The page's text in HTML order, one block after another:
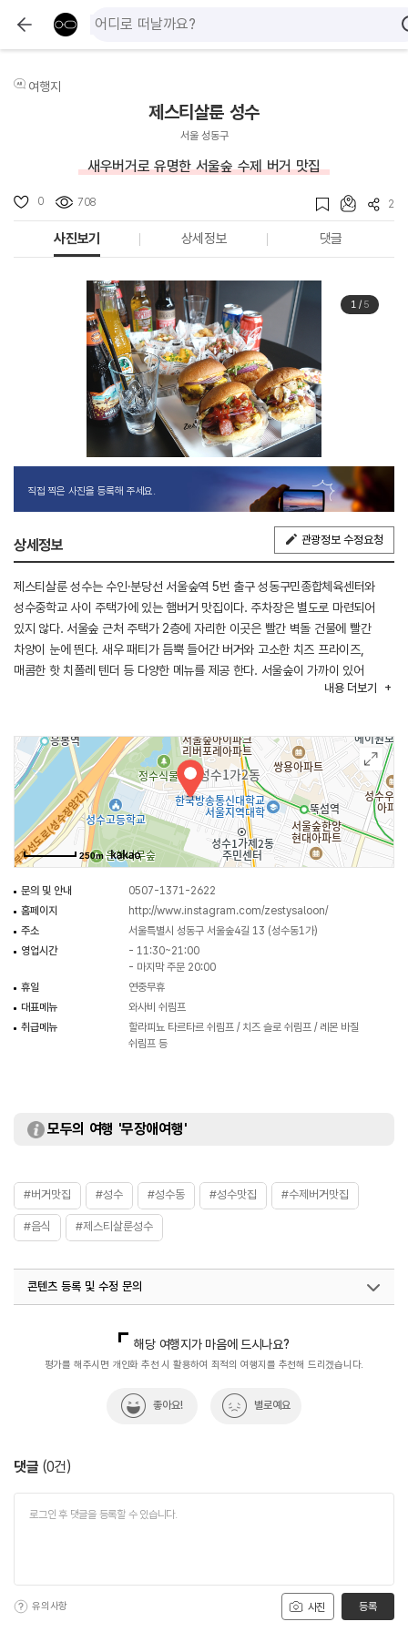
여행지
제스티살룬 성수
서울 성동구
새우버거로 유명한 서울숲 수제 버거 맛집
0 708 2
사진보기 상세정보 댓글
1/ 5
직접 찍은 사진을 등록해 주세요.
상세정보 관광정보 수정요청
제스티살룬 성수는 수인·분당선 서울숲역 5번 출구 성동구민종합체육센터와
성수중학교 사이 주택가에 있는 햄버거 맛집이다. 주차장은 별도로 마련되어
있지 않다. 서울숲 근처 주택가 2층에 자리한 이곳은 빨간 벽돌 건물에 빨간
차양이 눈에 띈다. 새우 패티가 듬뿍 들어간 버거와 고소한 치즈 프라이즈,
매콤한 핫 치폴레 텐더 등 다양한 메뉴를 제공 한다. 서울숲이 가까이 있어
가볍게 산책할 수 있고, 성수동 카페거리, 성수동 구두 테마공원, 뚝섬유원지
내용 더보기
250m
문의 및 안내
0507-1371-2622
홈페이지
http://www.instagram.com/zestysaloon/
주소
서울특별시 성동구 서울숲4길 13 (성수동1가)
영업시간
- 11:30~21:00
- 마지막 주문 20:00
휴일
연중무휴
대표메뉴
와사비 쉬림프
취급메뉴
할라피뇨 타르타르 쉬림프 / 치즈 슬로 쉬림프 / 레몬 바질
쉬림프 등
모두의 여행 '무장애여행'
#버거맛집 #성수 #성수동 #성수맛집 #수제버거맛집
#음식 #제스티살룬성수
콘텐츠 등록 및 수정 문의
해당 여행지가 마음에 드시나요?
평가를 해주시면 개인화 추천 시 활용하여 최적의 여행지를 추천해 드리겠습니다.
좋아요! 별로예요
댓글 (0건)
사진
유의사항 등록